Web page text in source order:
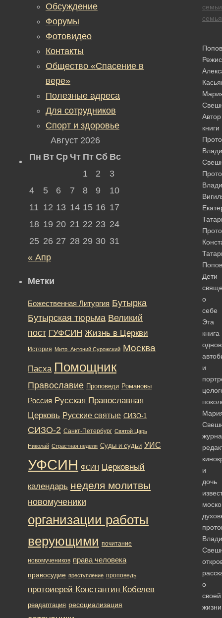
семьи
семья
Автор
книги
Дети
о
себе
Эта
книга
и
и
дочь
о
своей
Обсуждение
Форумы
Фотовидео
Контакты
Общество «Спасение в
вере»
Полезные адреса
Для сотрудников
Спорт и здоровье
Август 2026
Пн Вт Ср Чт Пт Сб Вс
1
2
3
4
5 6 7 8 9
10
11 12 13 14 15 16 17
18 19 20 21 22 23 24
25 26 27 28 29 30 31
« Апр
Метки
Божественная Литургия Бутырка
Бутырская тюрьма Великий
пост ГУФСИН Жизнь в Церкви
История Митр. Антоний Сурожский Москва
Пасха Помощник
Православие Проповеди Романовы
Россия Русская Православная
Церковь Русские святые СИЗО-1
СИЗО-2 Санкт-Петербург Святой Царь
Николай Страстная неделя Суды и судьи УИС
УФСИН ФСИН Церковный
календарь неделя молитвы
новомученики
организации работы
верующими почитание
новомучеников права человека
правосудие преступление проповедь
протоиерей Константин Кобелев
реадаптация ресоциализация